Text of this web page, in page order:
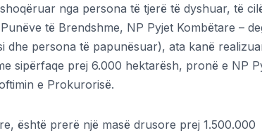
nga persona të tjerë të dyshuar, të
të Brendshme, NP Pyjet Kombëtare –
dhe persona të papunësuar), ata kanë
sipërfaqe prej 6.000 hektarësh, pronë e NP
e Prokurorisë.
është prerë një masë drusore prej 1.500.000